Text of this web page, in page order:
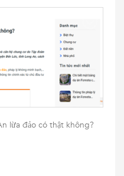
lừa đảo có thật không?